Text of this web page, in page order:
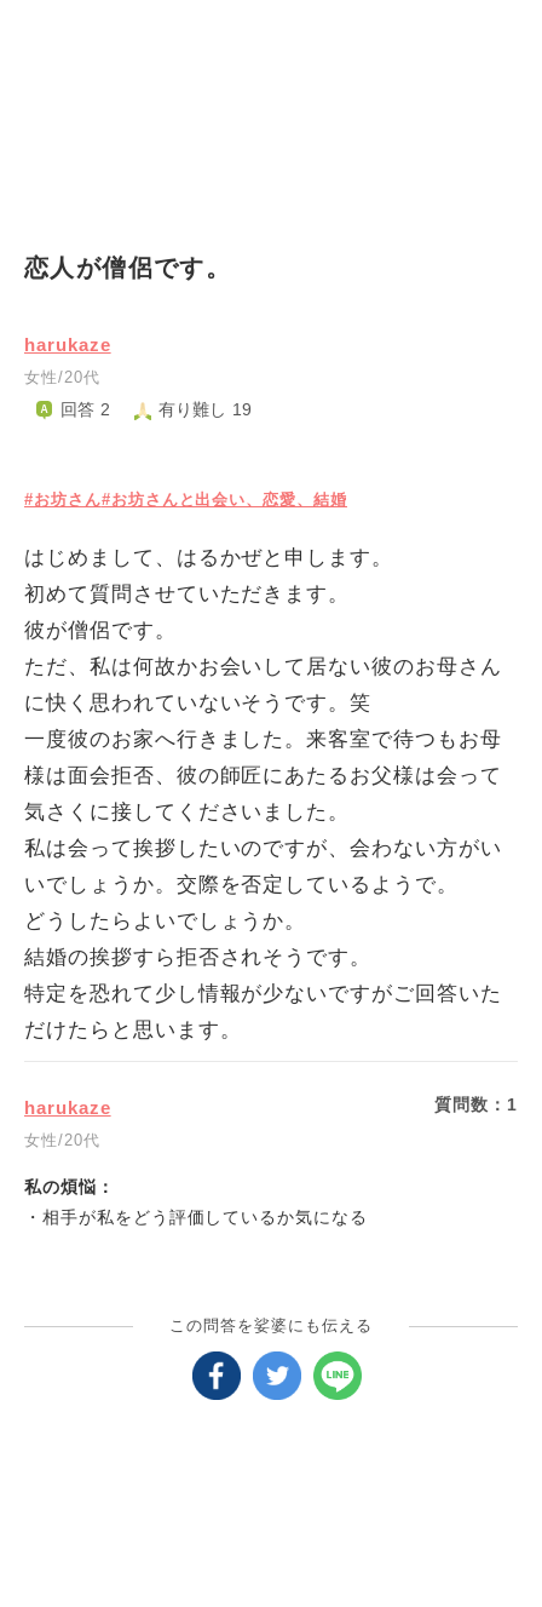
恋人が僧侶です。
harukaze
女性/20代
回答 2 有り難し 19
#お坊さん#お坊さんと出会い、恋愛、結婚
はじめまして、はるかぜと申します。
初めて質問させていただきます。
彼が僧侶です。
ただ、私は何故かお会いして居ない彼のお母さん
に快く思われていないそうです。笑
一度彼のお家へ行きました。来客室で待つもお母
様は面会拒否、彼の師匠にあたるお父様は会って
気さくに接してくださいました。
私は会って挨拶したいのですが、会わない方がい
いでしょうか。交際を否定しているようで。
どうしたらよいでしょうか。
結婚の挨拶すら拒否されそうです。
特定を恐れて少し情報が少ないですがご回答いた
だけたらと思います。
harukaze
女性/20代
質問数： 1
私の煩悩：
・相手が私をどう評価しているか気になる
この問答を娑婆にも伝える